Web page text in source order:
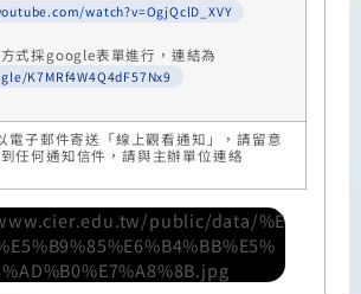
watch?v=OgjQclD_XVY
式採google表單進行，連結為
K7MRf4W4Q4dF57Nx9
電子郵件寄送「線上觀看通知」，請留意
任何通知信件，請與主辦單位連絡